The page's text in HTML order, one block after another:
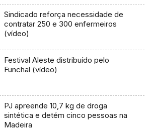
Sindicado reforça necessidade de
contratar 250 e 300 enfermeiros
(vídeo)
Festival Aleste distribuído pelo
Funchal (vídeo)
PJ apreende 10,7 kg de droga
sintética e detém cinco pessoas na
Madeira